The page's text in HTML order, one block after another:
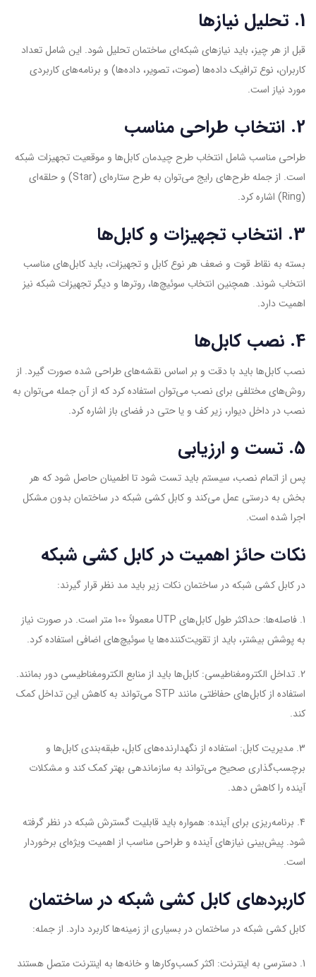
1. تحلیل نیازها
قبل از هر چیز، باید نیازهای شبکه‌ای ساختمان تحلیل شود. این شامل تعداد
کاربران، نوع ترافیک داده‌ها (صوت، تصویر، داده‌ها) و برنامه‌های کاربردی
مورد نیاز است.
2. انتخاب طراحی مناسب
طراحی مناسب شامل انتخاب طرح چیدمان کابل‌ها و موقعیت تجهیزات شبکه
است. از جمله طرح‌های رایج می‌توان به طرح ستاره‌ای (Star) و حلقه‌ای
(Ring) اشاره کرد.
3. انتخاب تجهیزات و کابل‌ها
بسته به نقاط قوت و ضعف هر نوع کابل و تجهیزات، باید کابل‌های مناسب
انتخاب شوند. همچنین انتخاب سوئیچ‌ها، روترها و دیگر تجهیزات شبکه نیز
اهمیت دارد.
4. نصب کابل‌ها
نصب کابل‌ها باید با دقت و بر اساس نقشه‌های طراحی شده صورت گیرد. از
روش‌های مختلفی برای نصب می‌توان استفاده کرد که از آن جمله می‌توان به
نصب در داخل دیوار، زیر کف و یا حتی در فضای باز اشاره کرد.
5. تست و ارزیابی
پس از اتمام نصب، سیستم باید تست شود تا اطمینان حاصل شود که هر
بخش به درستی عمل می‌کند و کابل کشی شبکه در ساختمان بدون مشکل
اجرا شده است.
نکات حائز اهمیت در کابل کشی شبکه
در کابل کشی شبکه در ساختمان نکات زیر باید مد نظر قرار گیرند:
1. فاصله‌ها: حداکثر طول کابل‌های UTP معمولاً 100 متر است. در صورت نیاز
به پوشش بیشتر، باید از تقویت‌کننده‌ها یا سوئیچ‌های اضافی استفاده کرد.
2. تداخل الکترومغناطیسی: کابل‌ها باید از منابع الکترومغناطیسی دور بمانند.
استفاده از کابل‌های حفاظتی مانند STP می‌تواند به کاهش این تداخل کمک
کند.
3. مدیریت کابل: استفاده از نگهدارنده‌های کابل، طبقه‌بندی کابل‌ها و
برچسب‌گذاری صحیح می‌تواند به سازماندهی بهتر کمک کند و مشکلات
آینده را کاهش دهد.
4. برنامه‌ریزی برای آینده: همواره باید قابلیت گسترش شبکه در نظر گرفته
شود. پیش‌بینی نیازهای آینده و طراحی مناسب از اهمیت ویژه‌ای برخوردار
است.
کاربردهای کابل کشی شبکه در ساختمان
کابل کشی شبکه در ساختمان در بسیاری از زمینه‌ها کاربرد دارد. از جمله:
1. دسترسی به اینترنت: اکثر کسب‌وکارها و خانه‌ها به اینترنت متصل هستند